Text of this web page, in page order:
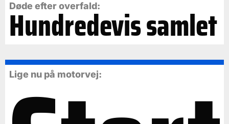
Døde efter overfald:
Hundredevis samlet
Lige nu på motorvej: